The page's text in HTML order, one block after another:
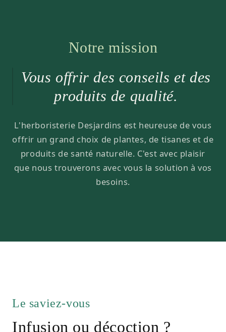
Notre mission
Vous offrir des conseils et des
produits de qualité.
L'herboristerie Desjardins est heureuse de vous
offrir un grand choix de plantes, de tisanes et de
produits de santé naturelle. C'est avec plaisir
que nous trouverons avec vous la solution à vos
besoins.
Le saviez-vous
Infusion ou décoction ?